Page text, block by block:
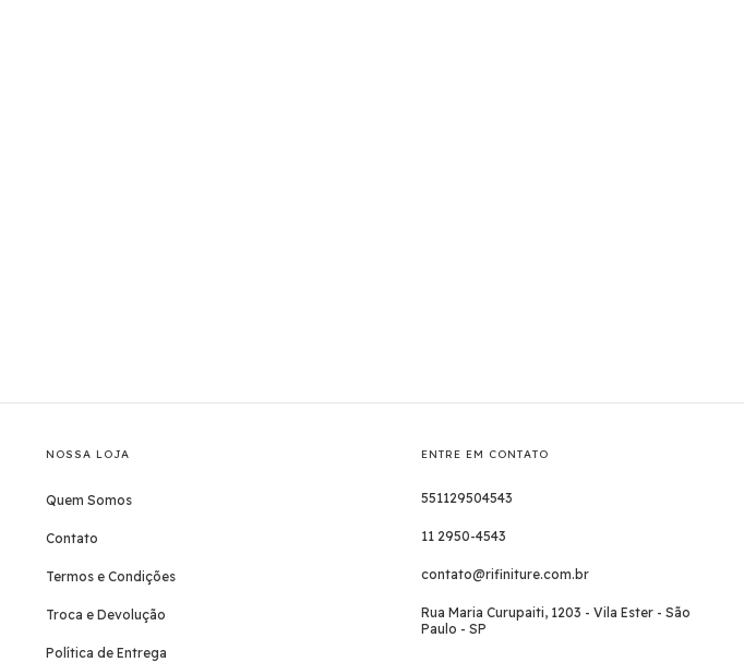
NOSSA LOJA
Quem Somos
Contato
Termos e Condições
Troca e Devolução
Política de Entrega
ENTRE EM CONTATO
551129504543
11 2950-4543
contato@rifiniture.com.br
Rua Maria Curupaiti, 1203 - Vila Ester - São
Paulo - SP